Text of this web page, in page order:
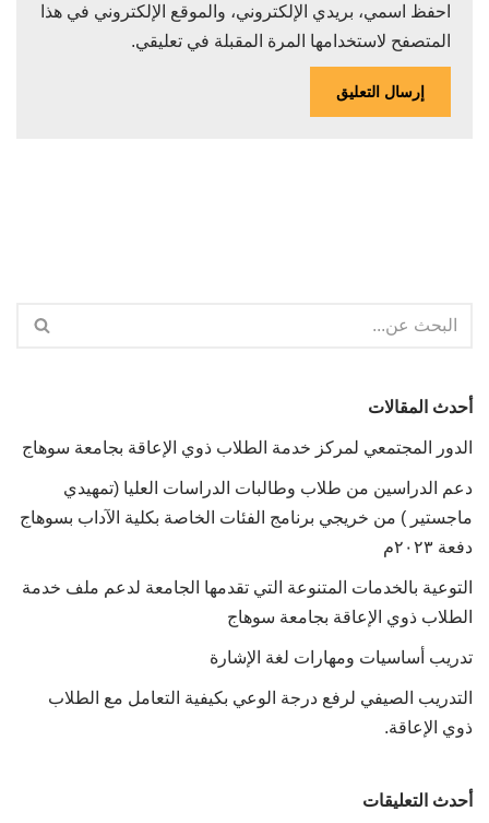
احفظ اسمي، بريدي الإلكتروني، والموقع الإلكتروني في هذا
المتصفح لاستخدامها المرة المقبلة في تعليقي.
أحدث المقالات
الدور المجتمعي لمركز خدمة الطلاب ذوي الإعاقة بجامعة سوهاج
دعم الدراسين من طلاب وطالبات الدراسات العليا (تمهيدي
ماجستير ) من خريجي برنامج الفئات الخاصة بكلية الآداب بسوهاج
دفعة ٢٠٢٣م
التوعية بالخدمات المتنوعة التي تقدمها الجامعة لدعم ملف خدمة
الطلاب ذوي الإعاقة بجامعة سوهاج
تدريب أساسيات ومهارات لغة الإشارة
التدريب الصيفي لرفع درجة الوعي بكيفية التعامل مع الطلاب
ذوي الإعاقة.
أحدث التعليقات